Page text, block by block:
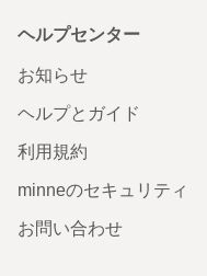
ヘルプセンター
お知らせ
ヘルプとガイド
利用規約
minneのセキュリティ
お問い合わせ